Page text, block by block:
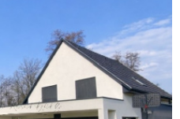
compose de trois chambres
avec wc, offrant un confort
maison bénéficie également
66 m², comprenant notamment
et de stationnement. Des
l’ensemble. Côté
à chaleur avec chauffage
BIEN